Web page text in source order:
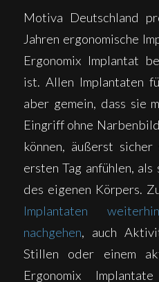
Motiva Deutschland
Jahren ergonomische
Ergonomix Implantat
ist. Allen Implantaten
aber gemein, dass sie
Eingriff ohne
können, äußerst
ersten Tag anfühlen,
des eigenen Körpers.
Implantaten
nachgehen, auch
Stillen oder einem
Ergonomix